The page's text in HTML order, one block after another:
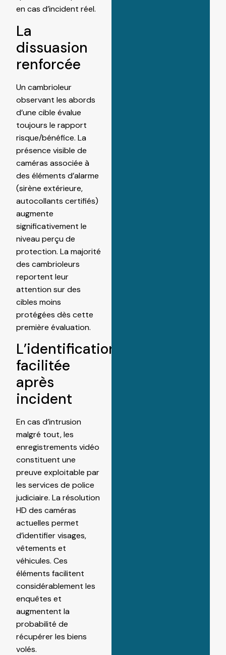
en cas d’incident réel.
La
dissuasion
renforcée
Un cambrioleur
observant les abords
d’une cible évalue
toujours le rapport
risque/bénéfice. La
présence visible de
caméras associée à
des éléments d’alarme
(sirène extérieure,
autocollants certifiés)
augmente
significativement le
niveau perçu de
protection. La majorité
des cambrioleurs
reportent leur
attention sur des
cibles moins
protégées dès cette
première évaluation.
L’identification
facilitée
après
incident
En cas d’intrusion
malgré tout, les
enregistrements vidéo
constituent une
preuve exploitable par
les services de police
judiciaire. La résolution
HD des caméras
actuelles permet
d’identifier visages,
vêtements et
véhicules. Ces
éléments facilitent
considérablement les
enquêtes et
augmentent la
probabilité de
récupérer les biens
volés.